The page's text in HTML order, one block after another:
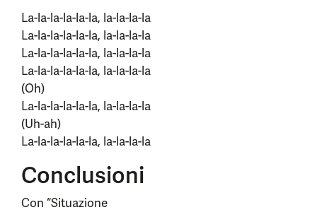
La-la-la-la-la-la, la-la-la-la
La-la-la-la-la-la, la-la-la-la
La-la-la-la-la-la, la-la-la-la
La-la-la-la-la-la, la-la-la-la
(Oh)
La-la-la-la-la-la, la-la-la-la
(Uh-ah)
La-la-la-la-la-la, la-la-la-la
Conclusioni
Con “Situazione